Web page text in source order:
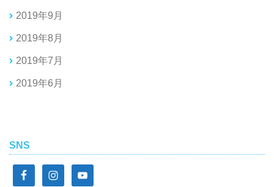
2019年9月
2019年8月
2019年7月
2019年6月
SNS